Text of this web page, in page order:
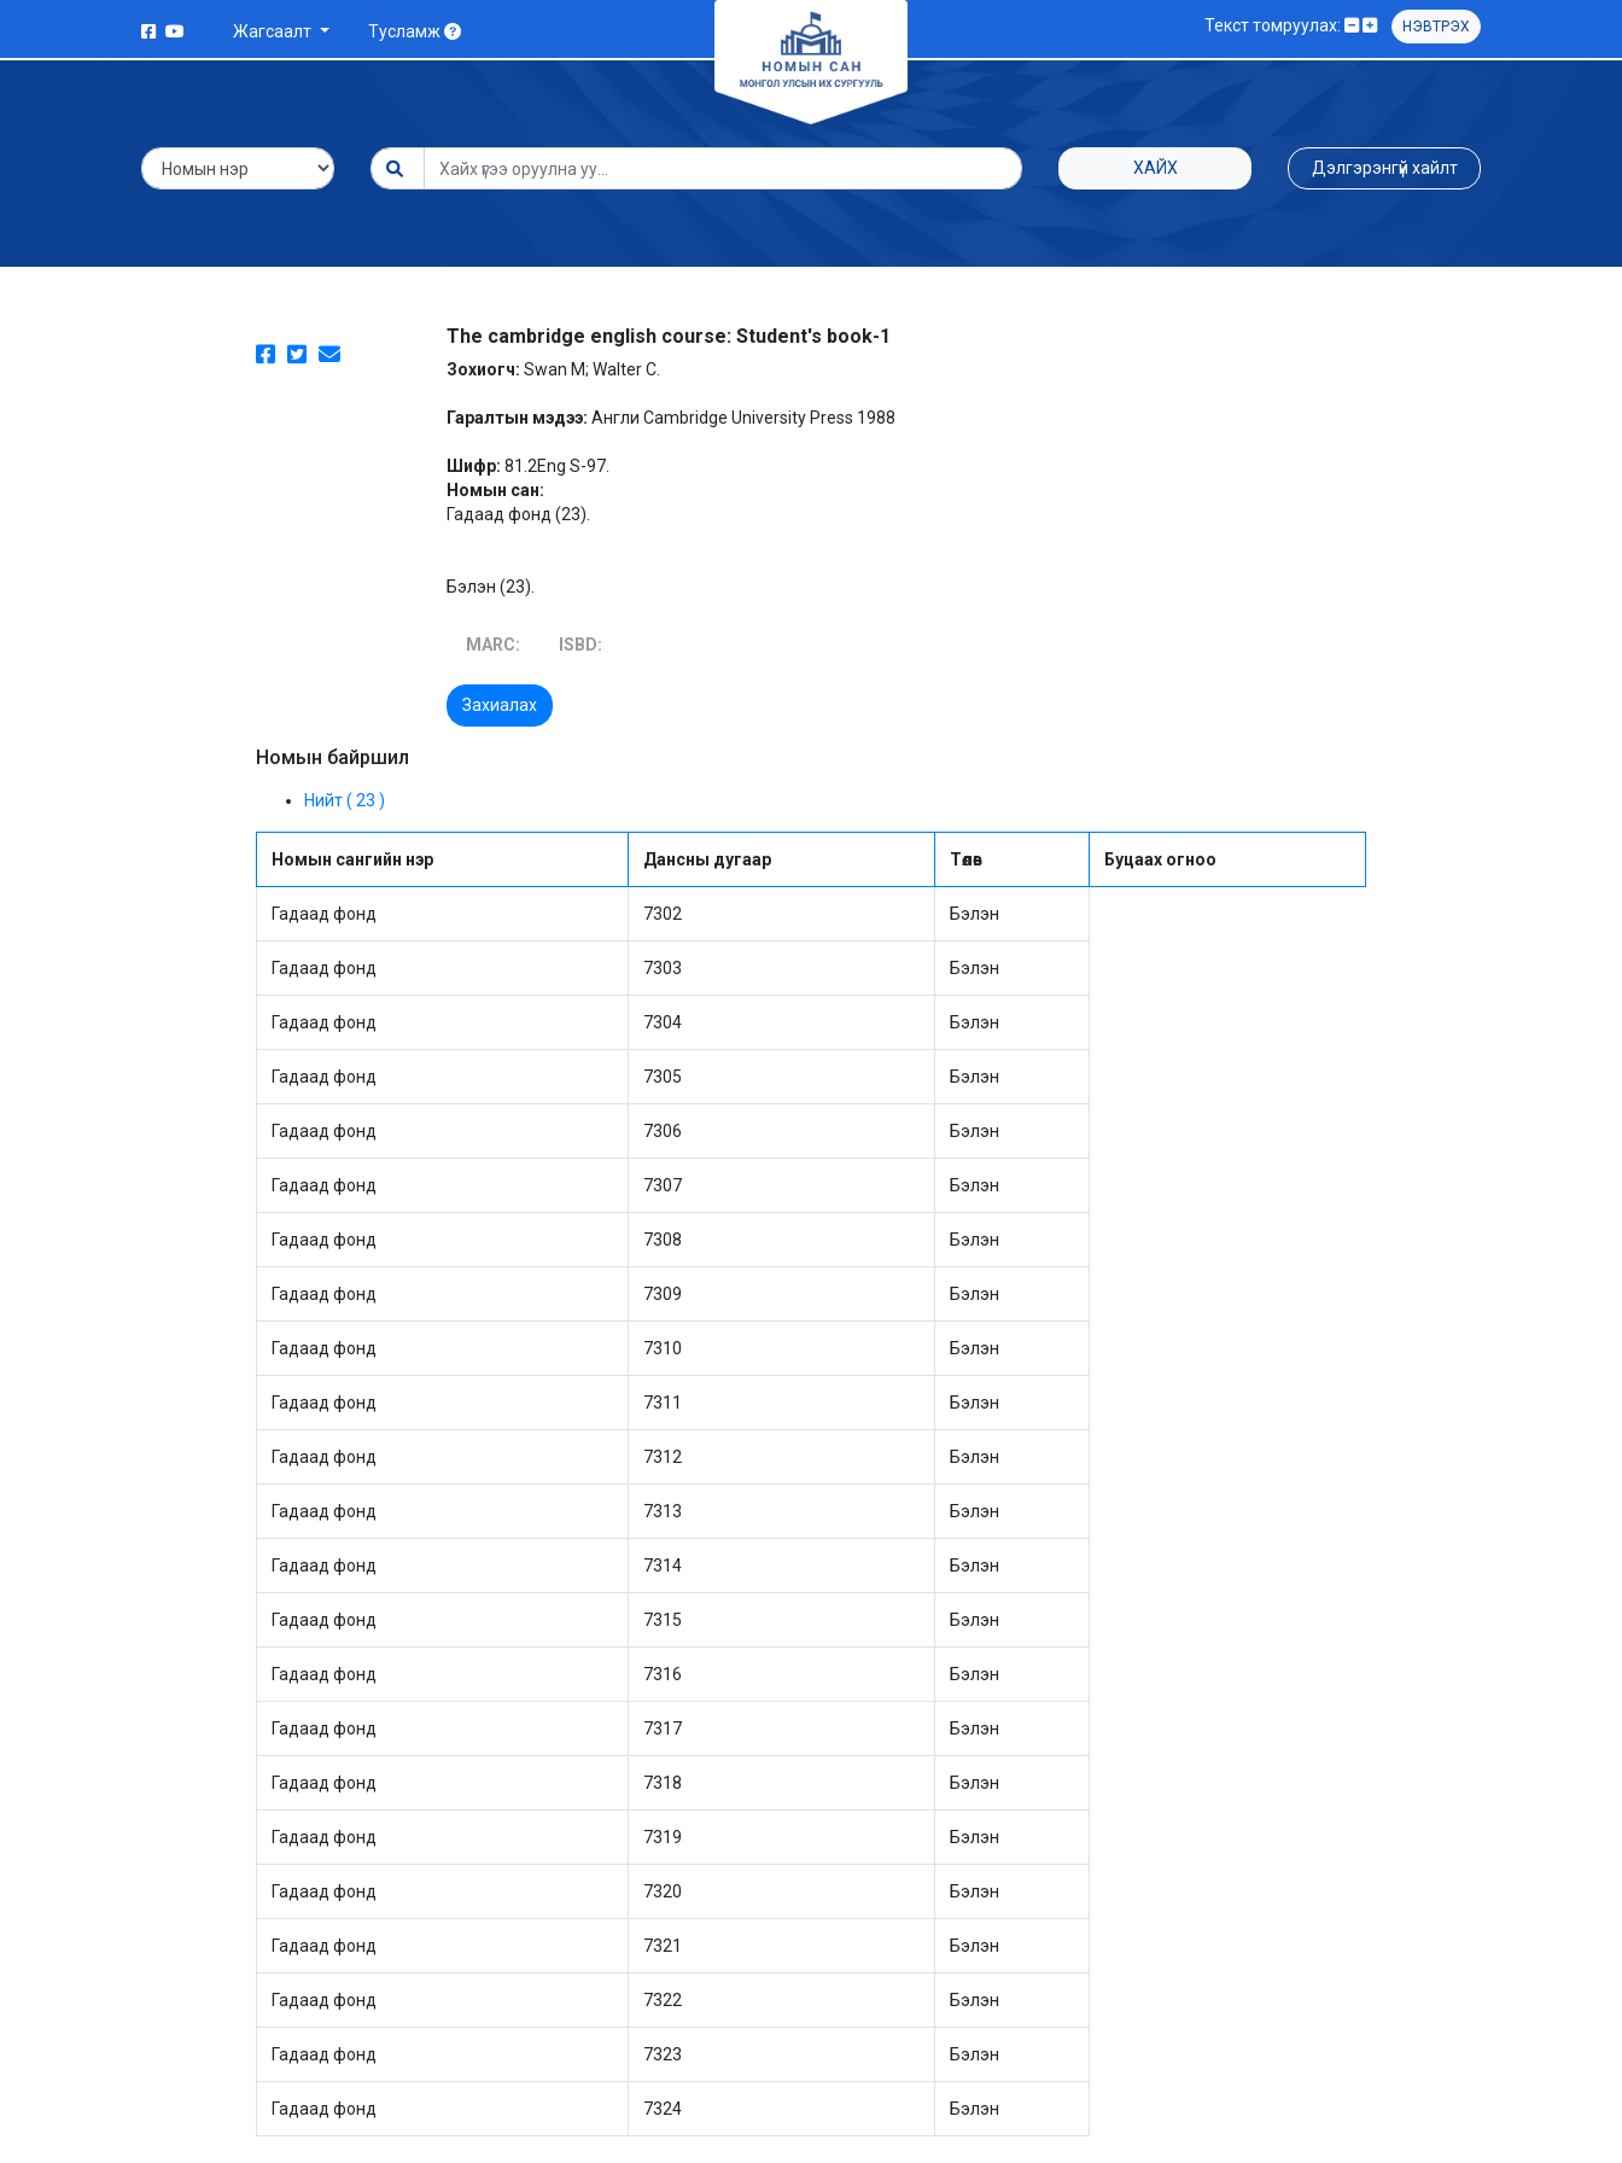
Жагсаалт Тусламж Текст томруулах: НЭВТРЭХ
ХАЙХ Дэлгэрэнгүй хайлт
The cambridge english course: Student's book-1
Зохиогч:Swan M; Walter C.
Гаралтын мэдээ:Англи Cambridge University Press 1988
Шифр:81.2Eng S-97.
Номын сан:
Гадаад фонд (23).
Бэлэн (23).
MARC: ISBD:
Захиалах
Номын байршил
Нийт ( 23 )
Номын сангийн нэр Дансны дугаар Төлөв Буцаах огноо
Гадаад фонд 7302 Бэлэн
Гадаад фонд 7303 Бэлэн
Гадаад фонд 7304 Бэлэн
Гадаад фонд 7305 Бэлэн
Гадаад фонд 7306 Бэлэн
Гадаад фонд 7307 Бэлэн
Гадаад фонд 7308 Бэлэн
Гадаад фонд 7309 Бэлэн
Гадаад фонд 7310 Бэлэн
Гадаад фонд 7311 Бэлэн
Гадаад фонд 7312 Бэлэн
Гадаад фонд 7313 Бэлэн
Гадаад фонд 7314 Бэлэн
Гадаад фонд 7315 Бэлэн
Гадаад фонд 7316 Бэлэн
Гадаад фонд 7317 Бэлэн
Гадаад фонд 7318 Бэлэн
Гадаад фонд 7319 Бэлэн
Гадаад фонд 7320 Бэлэн
Гадаад фонд 7321 Бэлэн
Гадаад фонд 7322 Бэлэн
Гадаад фонд 7323 Бэлэн
Гадаад фонд 7324 Бэлэн